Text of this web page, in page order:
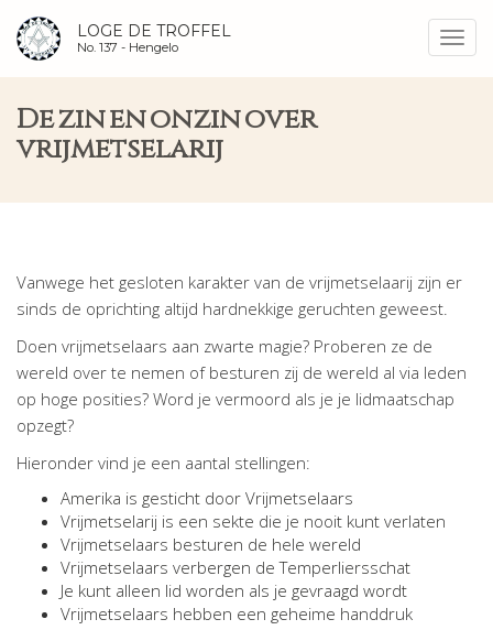
LOGE DE TROFFEL
No. 137 - Hengelo
De zin en onzin over
vrijmetselarij
Vanwege het gesloten karakter van de vrijmetselaarij zijn er
sinds de oprichting altijd hardnekkige geruchten geweest.
Doen vrijmetselaars aan zwarte magie? Proberen ze de
wereld over te nemen of besturen zij de wereld al via leden
op hoge posities? Word je vermoord als je je lidmaatschap
opzegt?
Hieronder vind je een aantal stellingen:
Amerika is gesticht door Vrijmetselaars
Vrijmetselarij is een sekte die je nooit kunt verlaten
Vrijmetselaars besturen de hele wereld
Vrijmetselaars verbergen de Temperliersschat
Je kunt alleen lid worden als je gevraagd wordt
Vrijmetselaars hebben een geheime handdruk